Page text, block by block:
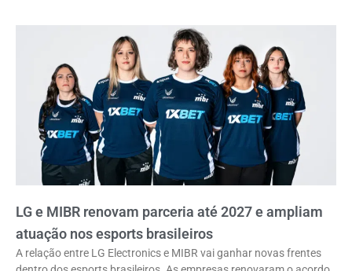
LG e MIBR renovam parceria até 2027 e ampliam
atuação nos esports brasileiros
A relação entre LG Electronics e MIBR vai ganhar novas frentes